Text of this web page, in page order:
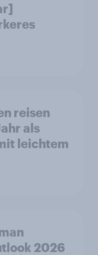
reisen
als
leichtem
2026